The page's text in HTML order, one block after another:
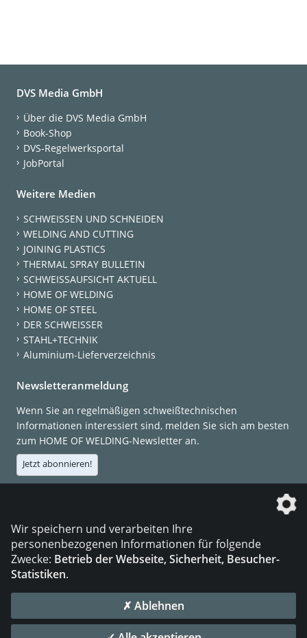
DVS Media GmbH
Über die DVS Media GmbH
Book-Shop
DVS-Regelwerksportal
JobPortal
Weitere Medien
SCHWEISSEN UND SCHNEIDEN
WELDING AND CUTTING
JOINING PLASTICS
THERMAL SPRAY BULLETIN
SCHWEISSAUFSICHT AKTUELL
HOME OF WELDING
HOME OF STEEL
DER SCHWEISSER
STAHL+TECHNIK
Aluminium-Lieferverzeichnis
Newsletteranmeldung
Wenn Sie an regelmäßigen schweißtechnischen
Informationen interessiert sind, melden Sie sich am besten
zum HOME OF WELDING-Newsletter an.
Jetzt abonnieren!
Die DVS Media GmbH ist ein Unternehmen der
© 2026 DVS Media GmbH
Wir speichern und verarbeiten Ihre
personenbezogenen Informationen für folgende
Zwecke: Betrieb der Webseite, Sicherheit, Besucher-
Statistiken.
✗ Ablehnen